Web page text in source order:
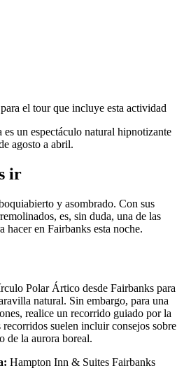
el tour que incluye esta actividad
un espectáculo natural hipnotizante
agosto a abril.
ir
y asombrado. Con sus
es, sin duda, una de las
hacer en Fairbanks esta noche.
Polar Ártico desde Fairbanks para
natural. Sin embargo, para una
realice un recorrido guiado por la
suelen incluir consejos sobre
de la aurora boreal.
Hampton Inn & Suites Fairbanks